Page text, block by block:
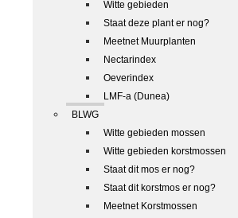
Witte gebieden
Staat deze plant er nog?
Meetnet Muurplanten
Nectarindex
Oeverindex
LMF-a (Dunea)
BLWG
Witte gebieden mossen
Witte gebieden korstmossen
Staat dit mos er nog?
Staat dit korstmos er nog?
Meetnet Korstmossen